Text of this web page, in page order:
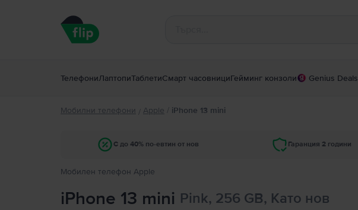
ТелефониЛаптопиТаблетиСмарт часовнициГейминг конзоли Genius Deals
Мобилни телефони / Apple / iPhone 13 mini
С до 40% по-евтин от нов Гаранция 2 години
Мобилен телефон Apple
iPhone 13 mini Pink, 256 GB, Като нов